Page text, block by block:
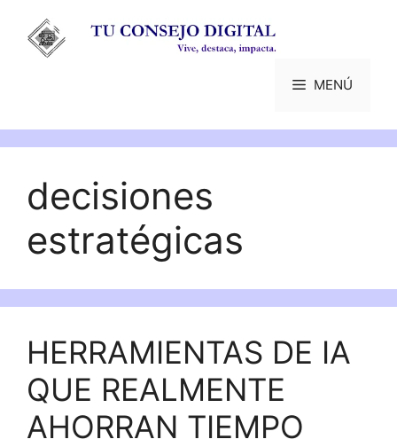
contenido
MENÚ
decisiones
estratégicas
HERRAMIENTAS DE IA
QUE REALMENTE
AHORRAN TIEMPO